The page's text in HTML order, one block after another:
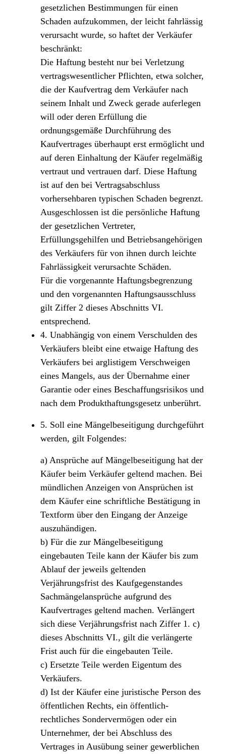
gesetzlichen Bestimmungen für einen
Schaden aufzukommen, der leicht fahrlässig
verursacht wurde, so haftet der Verkäufer
beschränkt:
Die Haftung besteht nur bei Verletzung
vertragswesentlicher Pflichten, etwa solcher,
die der Kaufvertrag dem Verkäufer nach
seinem Inhalt und Zweck gerade auferlegen
will oder deren Erfüllung die
ordnungsgemäße Durchführung des
Kaufvertrages überhaupt erst ermöglicht und
auf deren Einhaltung der Käufer regelmäßig
vertraut und vertrauen darf. Diese Haftung
ist auf den bei Vertragsabschluss
vorhersehbaren typischen Schaden begrenzt.
Ausgeschlossen ist die persönliche Haftung
der gesetzlichen Vertreter,
Erfüllungsgehilfen und Betriebsangehörigen
des Verkäufers für von ihnen durch leichte
Fahrlässigkeit verursachte Schäden.
Für die vorgenannte Haftungsbegrenzung
und den vorgenannten Haftungsausschluss
gilt Ziffer 2 dieses Abschnitts VI.
entsprechend.
4. Unabhängig von einem Verschulden des
Verkäufers bleibt eine etwaige Haftung des
Verkäufers bei arglistigem Verschweigen
eines Mangels, aus der Übernahme einer
Garantie oder eines Beschaffungsrisikos und
nach dem Produkthaftungsgesetz unberührt.
5. Soll eine Mängelbeseitigung durchgeführt
werden, gilt Folgendes:
a) Ansprüche auf Mängelbeseitigung hat der
Käufer beim Verkäufer geltend machen. Bei
mündlichen Anzeigen von Ansprüchen ist
dem Käufer eine schriftliche Bestätigung in
Textform über den Eingang der Anzeige
auszuhändigen.
b) Für die zur Mängelbeseitigung
eingebauten Teile kann der Käufer bis zum
Ablauf der jeweils geltenden
Verjährungsfrist des Kaufgegenstandes
Sachmängelansprüche aufgrund des
Kaufvertrages geltend machen. Verlängert
sich diese Verjährungsfrist nach Ziffer 1. c)
dieses Abschnitts VI., gilt die verlängerte
Frist auch für die eingebauten Teile.
c) Ersetzte Teile werden Eigentum des
Verkäufers.
d) Ist der Käufer eine juristische Person des
öffentlichen Rechts, ein öffentlich-
rechtliches Sondervermögen oder ein
Unternehmer, der bei Abschluss des
Vertrages in Ausübung seiner gewerblichen